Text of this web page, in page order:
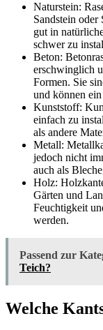
Naturstein:
Sandstein oder
gut in
schwer zu
Beton:
erschwinglich
Formen. Sie
und können
Kunststoff:
einfach zu
als andere
Metall:
jedoch nicht
auch als
Holz:
Gärten und
Feuchtigkeit
werden.
Passend zur
Teich?
Welche